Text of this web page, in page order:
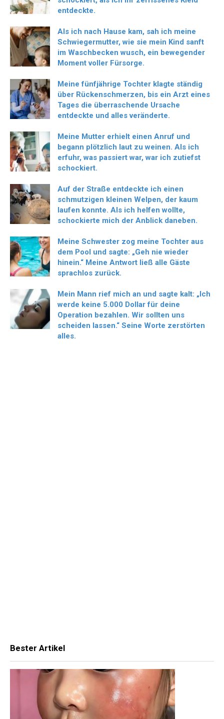
entdeckte.
Als ich nach Hause kam, sah ich meine
Schwiegermutter, wie sie mein Kind sanft
im Waschbecken wusch, ein bewegender
Moment voller Fürsorge.
Meine fünfjährige Tochter klagte ständig
über Rückenschmerzen, bis ein Arzt eines
Tages die überraschende Ursache
entdeckte und alles veränderte.
Meine Mutter erhielt einen Anruf und
begann plötzlich laut zu weinen. Als ich
erfuhr, was passiert war, war ich zutiefst
schockiert.
Auf der Straße entdeckte ich einen
schmutzigen kleinen Welpen, der kaum
laufen konnte. Als ich helfen wollte,
schockierte mich der Anblick daneben.
Meine Schwester zog meine Tochter aus
dem Pool und sagte: „Geh nie wieder
hinein.“ Meine Antwort ließ alle Gäste
sprachlos zurück.
Mein Mann rief mich an und sagte kalt: „Ich
werde keine 5.000 Dollar für deine
Operation bezahlen. Wir sollten uns
scheiden lassen.“ Seine Worte zerstörten
alles.
Bester Artikel